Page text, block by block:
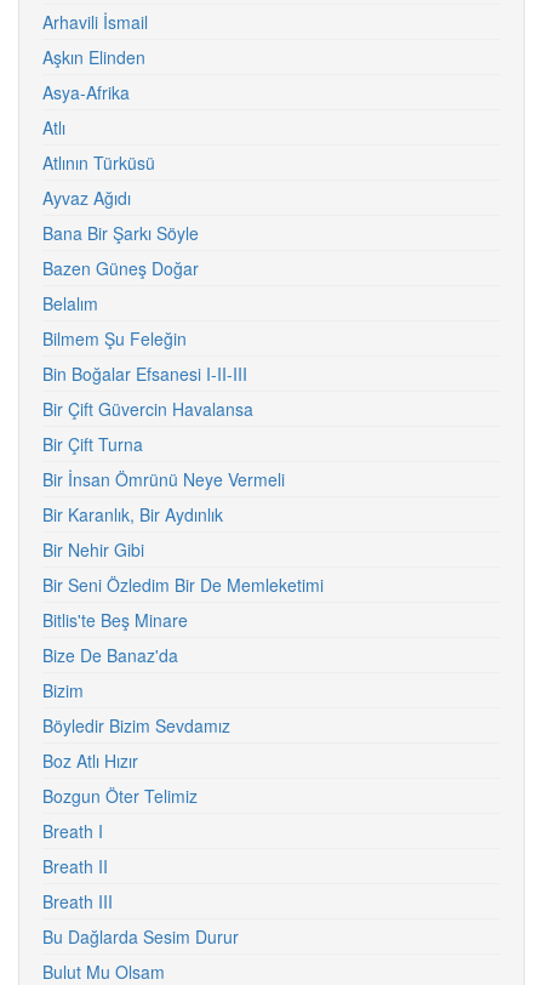
Arhavili İsmail
Aşkın Elinden
Asya-Afrika
Atlı
Atlının Türküsü
Ayvaz Ağıdı
Bana Bir Şarkı Söyle
Bazen Güneş Doğar
Belalım
Bilmem Şu Feleğin
Bin Boğalar Efsanesi I-II-III
Bir Çift Güvercin Havalansa
Bir Çift Turna
Bir İnsan Ömrünü Neye Vermeli
Bir Karanlık, Bir Aydınlık
Bir Nehir Gibi
Bir Seni Özledim Bir De Memleketimi
Bitlis'te Beş Minare
Bize De Banaz'da
Bizim
Böyledir Bizim Sevdamız
Boz Atlı Hızır
Bozgun Öter Telimiz
Breath I
Breath II
Breath III
Bu Dağlarda Sesim Durur
Bulut Mu Olsam